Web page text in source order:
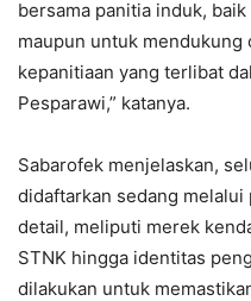
bersama panitia induk,
maupun untuk mendukung
kepanitiaan yang terlibat
Pesparawi,” katanya.
Sabarofek menjelaskan,
didaftarkan sedang
detail, meliputi merek
STNK hingga identitas
dilakukan untuk